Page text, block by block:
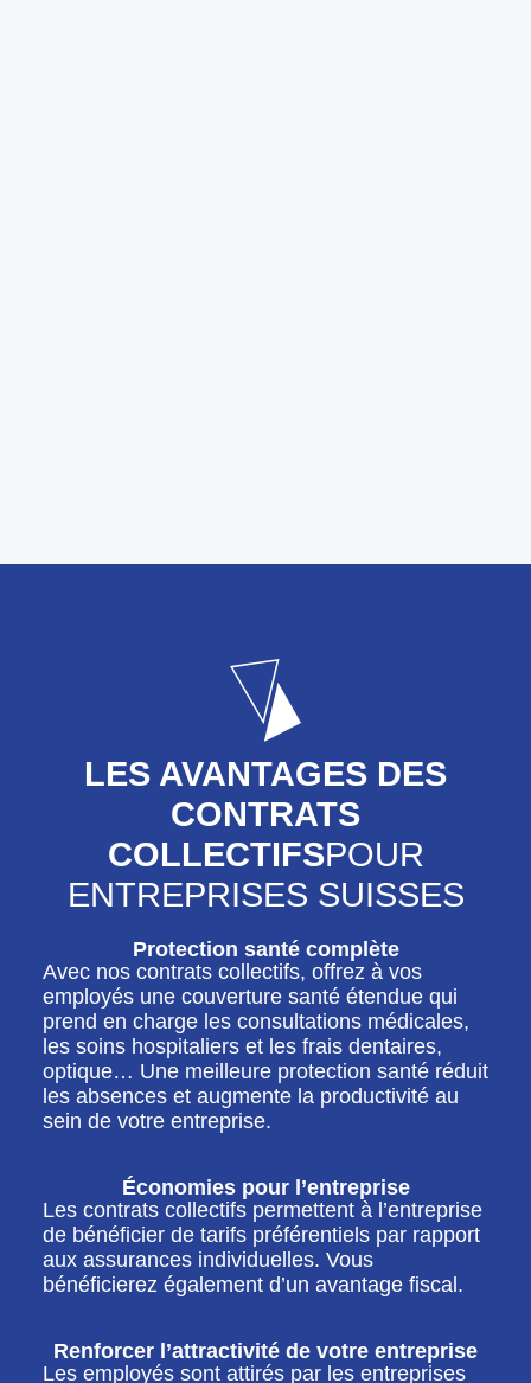
LES AVANTAGES DES
CONTRATS
COLLECTIFSPOUR
ENTREPRISES SUISSES
Protection santé complète
Avec nos contrats collectifs, offrez à vos
employés une couverture santé étendue qui
prend en charge les consultations médicales,
les soins hospitaliers et les frais dentaires,
optique… Une meilleure protection santé réduit
les absences et augmente la productivité au
sein de votre entreprise.
Économies pour l’entreprise
Les contrats collectifs permettent à l’entreprise
de bénéficier de tarifs préférentiels par rapport
aux assurances individuelles. Vous
bénéficierez également d’un avantage fiscal.
Renforcer l’attractivité de votre entreprise
Les employés sont attirés par les entreprises